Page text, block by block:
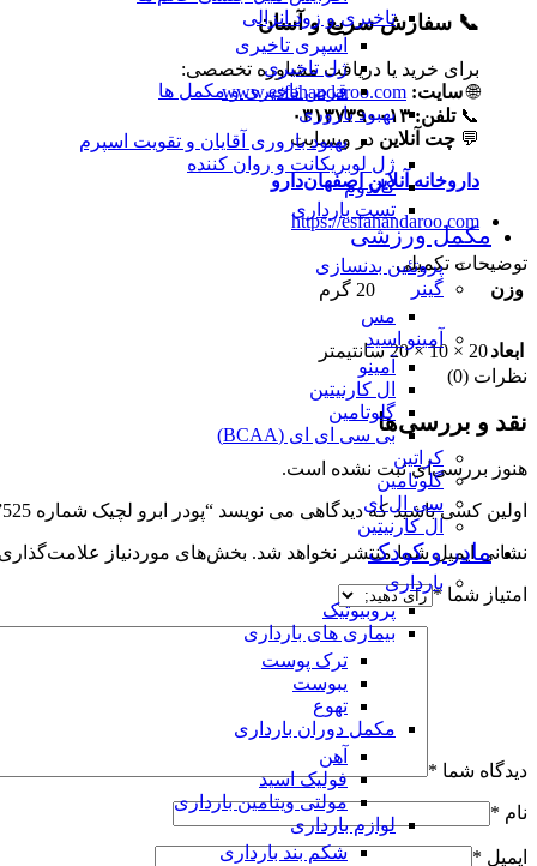
تاخیری و زود انزالی
اسپری تاخیری
ژل تاخیری
قرص تاخیری و مکمل ها
بهبود باروری
بهبود باروری آقایان و تقویت اسپرم
ژل لوبریکانت و روان کننده
کاندوم
تست بارداری
مکمل ورزشی
پروتئین بدنسازی
گینر
مس
آمینو اسید
آمینو
ال کارنیتین
گلوتامین
بی سی ای ای (BCAA)
کراتین
گلوتامین
سی ال ای
ال کارنیتین
مادر و کودک
بارداری
پروبیوتیک
بیماری های بارداری
ترک پوست
یبوست
تهوع
مکمل دوران بارداری
آهن
فولیک اسید
مولتی ویتامین بارداری
لوازم بارداری
شکم بند بارداری
📞 سفارش سریع و آسان
برای خرید یا دریافت مشاوره تخصصی:
🌐سایت: www.esfahandaroo.com
📞تلفن: ۰۳۱۳۷۳۹۰۰۱۳
💬 چت آنلاین در وبسایت
داروخانه آنلاین اصفهان‌دارو
https://esfahandaroo.com
توضیحات تکمیلی
وزن
20 گرم
ابعاد20 × 10 × 20 سانتیمتر
نظرات (0)
نقد و بررسی‌ها
هنوز بررسی‌ای ثبت نشده است.
اولین کسی باشید که دیدگاهی می نویسد “پودر ابرو لچیک شماره 525”
نشانی ایمیل شما منتشر نخواهد شد. بخش‌های موردنیاز
امتیاز شما *
دیدگاه شما *
نام *
ایمیل *